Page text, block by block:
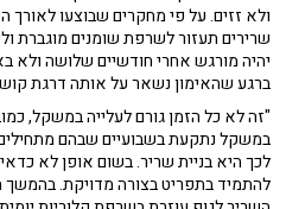
ולא זזים. על פי מחקרים שבוצעו לאורך
שרירים תעזור לשרפת שומנים מוגברת
יהיה מורגש אחרי חודשיים שלושה ולא
ברגע שהאימון נשאר על אותה דרגת
"זה לא כל הזמן גורם לעלייה במשקל,
במשקל נתקעת בשבועיים שבהם מתחילים
לכך היא בניית שריר. בשום אופן לא
להתמיד בתפריט בצורה מדויקת.